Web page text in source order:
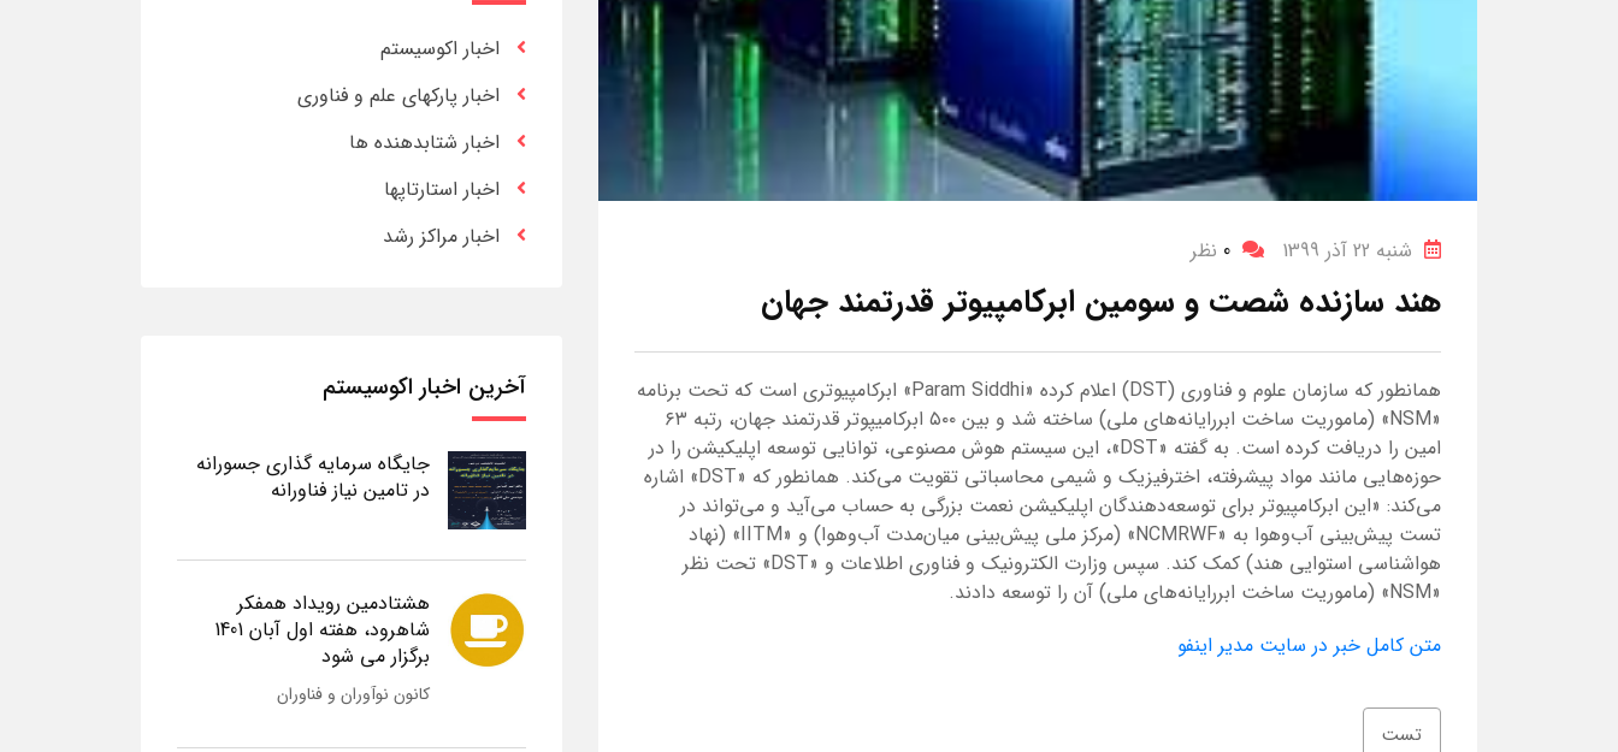
شنبه 22 آذر 1399 0 نظر
هند سازنده شصت‌ و سومین ابرکامپیوتر قدرتمند جهان
همانطور که سازمان علوم و فناوری (DST) اعلام کرده «Param Siddhi» ابرکامپیوتری است که تحت برنامه
«NSM» (ماموریت ساخت ابررایانه‌های ملی) ساخته شد و بین ۵۰۰ ابرکامیپوتر قدرتمند جهان، رتبه ۶۳
امین را دریافت کرده است. به گفته «DST»، این سیستم هوش مصنوعی، توانایی توسعه اپلیکیشن را در
حوزه‌هایی مانند مواد پیشرفته، اخترفیزیک و شیمی محاسباتی تقویت می‌کند. همانطور که «DST» اشاره
می‌کند: «این ابرکامپیوتر برای توسعه‌دهندگان اپلیکیشن نعمت بزرگی به حساب می‌آید و می‌تواند در
تست پیش‌بینی آب‌وهوا به «NCMRWF» (مرکز ملی پیش‌بینی میان‌مدت آب‌وهوا) و «IITM» (نهاد
هواشناسی استوایی هند) کمک کند. سپس وزارت الکترونیک و فناوری اطلاعات و «DST» تحت نظر
«NSM» (ماموریت ساخت ابررایانه‌های ملی) آن را توسعه دادند.
متن کامل خبر در سایت مدیر اینفو
تست
اخبار اکوسیستم
اخبار پارکهای علم و فناوری
اخبار شتابدهنده ها
اخبار استارتاپها
اخبار مراکز رشد
آخرین اخبار اکوسیستم
جایگاه سرمایه گذاری جسورانه
در تامین نیاز فناورانه
هشتادمین رویداد همفکر
شاهرود، هفته اول آبان 1401
برگزار می شود
کانون نوآوران و فناوران